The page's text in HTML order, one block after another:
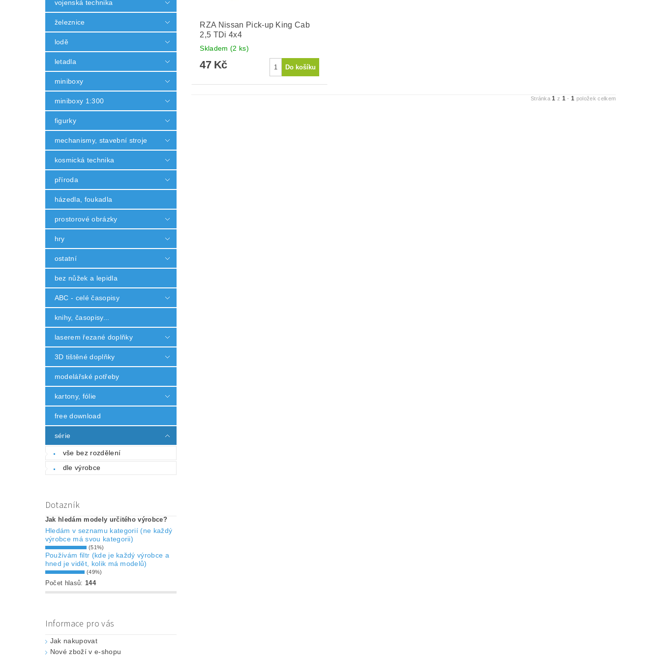
vojenská technika
železnice
lodě
letadla
miniboxy
miniboxy 1:300
figurky
mechanismy, stavební stroje
kosmická technika
příroda
házedla, foukadla
prostorové obrázky
hry
ostatní
bez nůžek a lepidla
ABC - celé časopisy
knihy, časopisy...
laserem řezané doplňky
3D tištěné doplňky
modelářské potřeby
kartony, fólie
free download
série
vše bez rozdělení
dle výrobce
Dotazník
Jak hledám modely určitého výrobce?
Hledám v seznamu kategorií (ne každý
výrobce má svou kategorii)
(51%)
Používám filtr (kde je každý výrobce a
hned je vidět, kolik má modelů)
(49%)
Počet hlasů: 144
Informace pro vás
Jak nakupovat
Nové zboží v e-shopu
RZA Nissan Pick-up King Cab
2,5 TDi 4x4
Skladem (2 ks)
47 Kč
Stránka1 z 1 -1 položek celkem